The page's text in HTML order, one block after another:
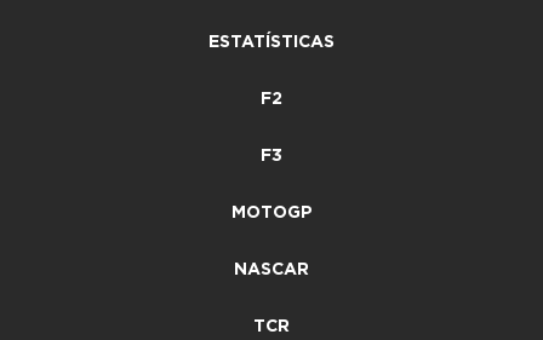
ESTATÍSTICAS
F2
F3
MOTOGP
NASCAR
TCR